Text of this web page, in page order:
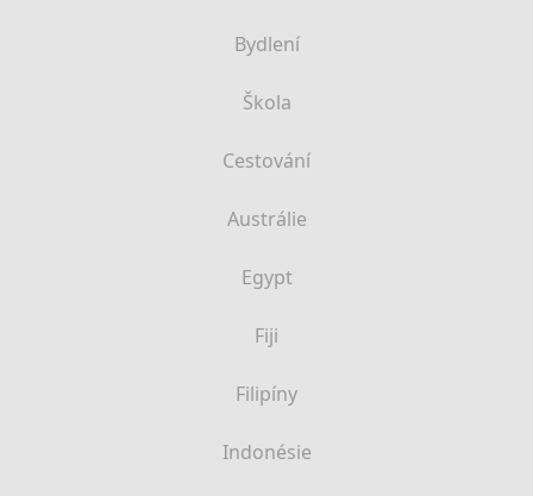
Bydlení
Škola
Cestování
Austrálie
Egypt
Fiji
Filipíny
Indonésie